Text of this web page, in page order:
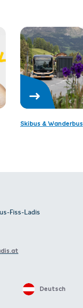
Skibus & Wanderbus
Fiss-Ladis
Deutsch